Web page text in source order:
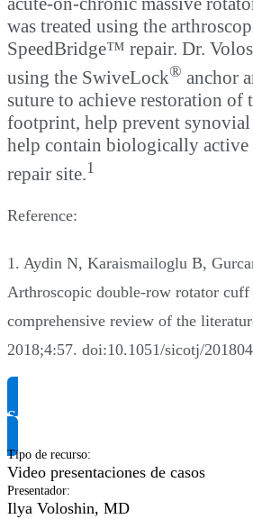
was treated using the
SpeedBridge™ repair. Dr.
using the SwiveLock® anchor
suture to achieve restoration of
footprint, help prevent
help contain biologically active
repair site.1
Reference:
1. Aydin N, Karaismailoglu B,
Arthroscopic double-row rotator cuff
comprehensive review of the
2018;4:57. doi:10.1051/sicotj/
Solicitar información del producto
Tipo de recurso:
Video presentaciones de casos
Presentador:
Ilya Voloshin, MD